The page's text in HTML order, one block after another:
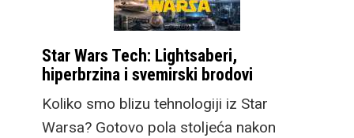
Star Wars Tech: Lightsaberi,
hiperbrzina i svemirski brodovi
Koliko smo blizu tehnologiji iz Star
Warsa? Gotovo pola stoljeća nakon